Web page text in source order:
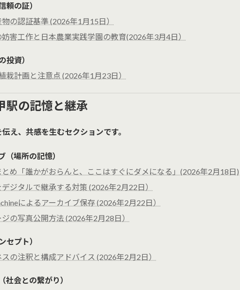
頼の証）
の認証基準 (2026年1月15日）
害工作と日本農業実践学園の教育(2026年3月4日）
投資）
栽計画と注意点 (2026年1月23日）
駅の記憶と継承
え、共感を生むセクションです。
（場所の記憶）
め「誰かがおらんと、ここはすぐにダメになる」(2026年2月18日)
ジタルで継承する対策 (2026年2月22日）
によるアーカイブ保存 (2026年2月22日）
の写真公開方法 (2026年2月28日）
セプト）
の注釈と構成アドバイス (2026年2月2日）
社会との繋がり）